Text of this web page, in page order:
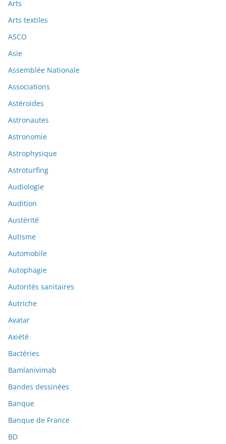
Arts
Arts textiles
ASCO
Asie
Assemblée Nationale
Associations
Astéroïdes
Astronautes
Astronomie
Astrophysique
Astroturfing
Audiologie
Audition
Austérité
Autisme
Automobile
Autophagie
Autorités sanitaires
Autriche
Avatar
Axiété
Bactéries
Bamlanivimab
Bandes dessinées
Banque
Banque de France
BD